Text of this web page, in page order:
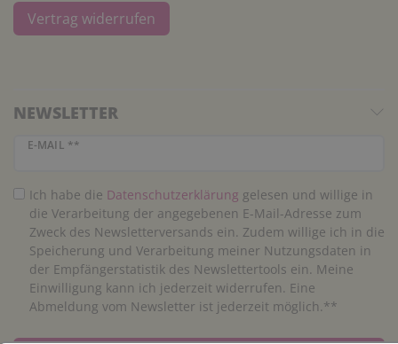
Vertrag widerrufen
NEWSLETTER
E-MAIL **
Newsletter Honig
Ich habe die Daten­schutz­erklärung gelesen und willige in
die Verarbeitung der angegebenen E-Mail-Adresse zum
Zweck des Newsletterversands ein. Zudem willige ich in die
Speicherung und Verarbeitung meiner Nutzungsdaten in
der Empfängerstatistik des Newslettertools ein. Meine
Einwilligung kann ich jederzeit widerrufen. Eine
Abmeldung vom Newsletter ist jederzeit möglich.**